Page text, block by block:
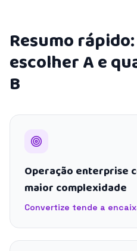
Resumo
escolher A e
B
Operação enterprise
maior complexidade
Convertize tende a